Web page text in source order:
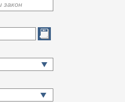
закон